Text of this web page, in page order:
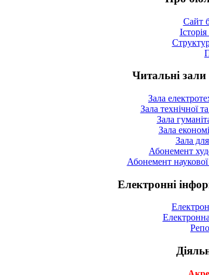
Сайт
Читальні зали
Зала
Зала технічної
Зала
Зала
Зала
Абонемент
Абонемент наукової
Електронні